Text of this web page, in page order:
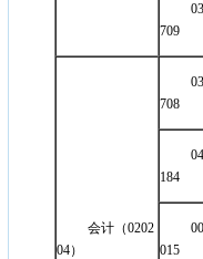
03
709
会计（0202
04）
03
708
04
184
00
015